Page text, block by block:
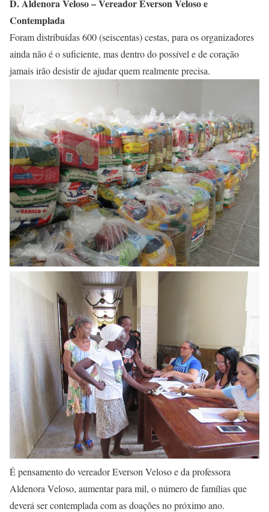
D. Aldenora Veloso – Vereador Everson Veloso e
Contemplada
Foram distribuídas 600 (seiscentas) cestas, para os organizadores
ainda não é o suficiente, mas dentro do possível e de coração
jamais irão desistir de ajudar quem realmente precisa.
É pensamento do vereador Everson Veloso e da professora
Aldenora Veloso, aumentar para mil, o número de famílias que
deverá ser contemplada com as doações no próximo ano.